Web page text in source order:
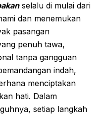
selalu di mulai dari
dan menemukan
pasangan
penuh tawa,
tanpa gangguan
indah,
menciptakan
hati. Dalam
setiap langkah